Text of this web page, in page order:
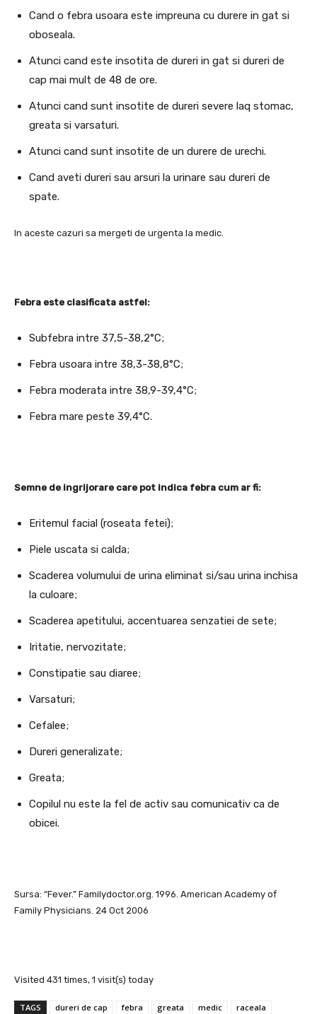
Cand o febra usoara este impreuna cu durere in gat si
oboseala.
Atunci cand este insotita de dureri in gat si dureri de
cap mai mult de 48 de ore.
Atunci cand sunt insotite de dureri severe laq stomac,
greata si varsaturi.
Atunci cand sunt insotite de un durere de urechi.
Cand aveti dureri sau arsuri la urinare sau dureri de
spate.
In aceste cazuri sa mergeti de urgenta la medic.
Febra este clasificata astfel:
Subfebra intre 37,5-38,2°C;
Febra usoara intre 38,3-38,8°C;
Febra moderata intre 38,9-39,4°C;
Febra mare peste 39,4°C.
Semne de ingrijorare care pot indica febra cum ar fi:
Eritemul facial (roseata fetei);
Piele uscata si calda;
Scaderea volumului de urina eliminat si/sau urina inchisa
la culoare;
Scaderea apetitului, accentuarea senzatiei de sete;
Iritatie, nervozitate;
Constipatie sau diaree;
Varsaturi;
Cefalee;
Dureri generalizate;
Greata;
Copilul nu este la fel de activ sau comunicativ ca de
obicei.
Sursa: “Fever.” Familydoctor.org. 1996. American Academy of
Family Physicians. 24 Oct 2006
Visited 431 times, 1 visit(s) today
TAGS dureri de cap febra greata medic
raceala